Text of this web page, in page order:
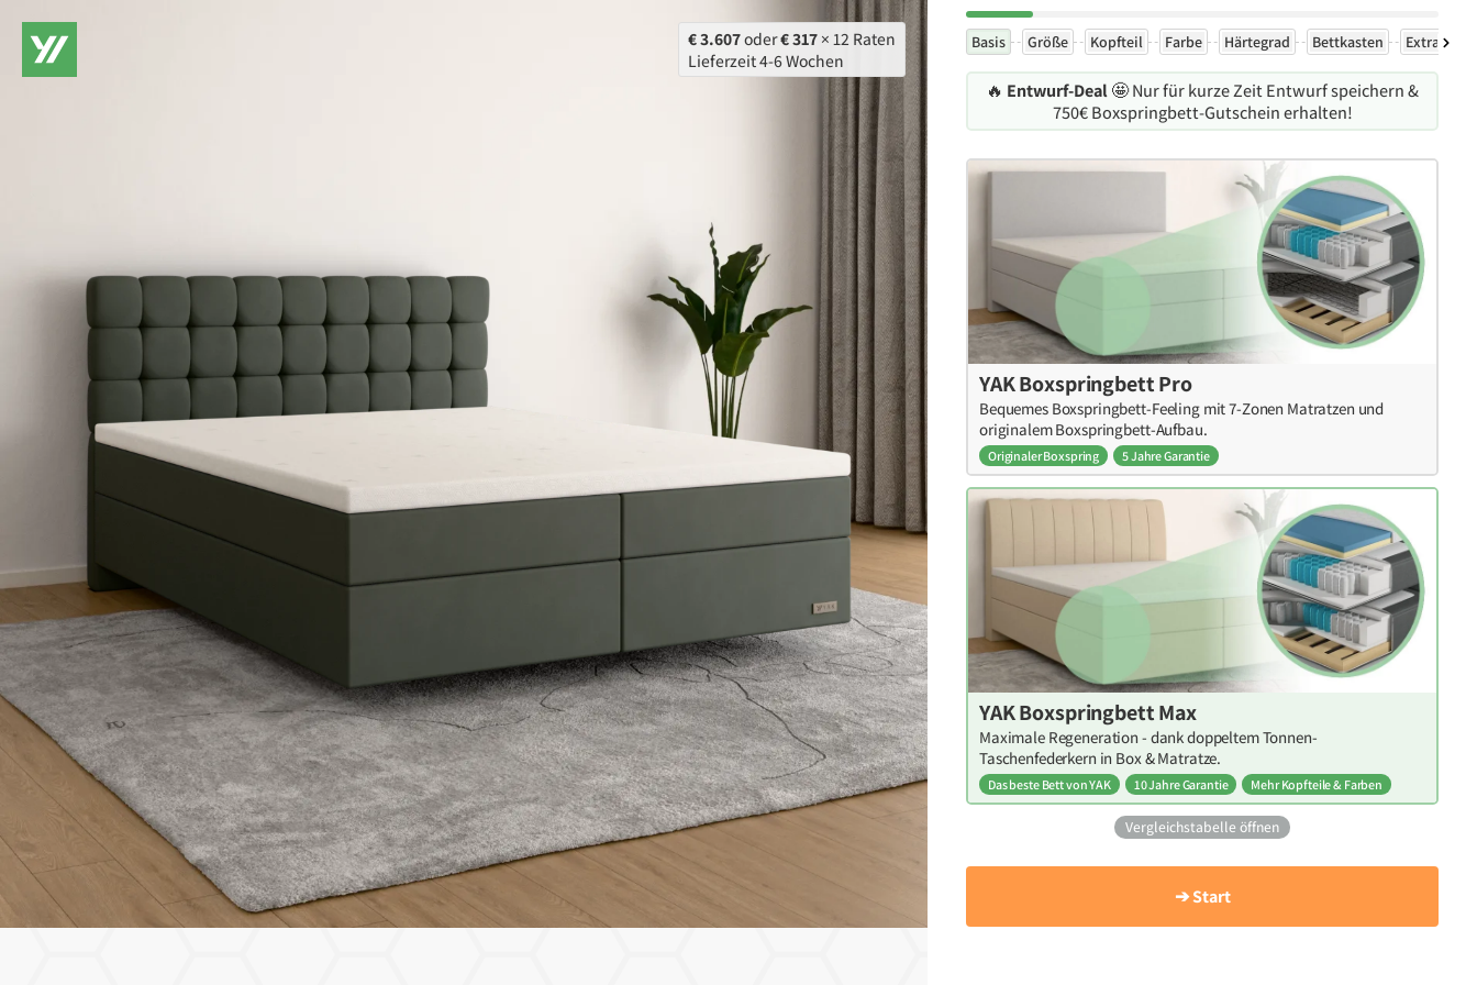
€ 3.607oder€ 317 × 12 Raten
Lieferzeit 4-6 Wochen
Basis Größe Kopfteil Farbe Härtegrad Bettkasten Extras
🔥 Entwurf-Deal🤩 Nur für kurze Zeit Entwurf speichern &
750€ Boxspringbett-Gutschein erhalten!
YAK Boxspringbett Pro
Bequemes Boxspringbett-Feeling mit 7-Zonen Matratzen und
originalem Boxspringbett-Aufbau.
Originaler Boxspring 5 Jahre Garantie
YAK Boxspringbett Max
Maximale Regeneration - dank doppeltem Tonnen-
Taschenfederkern in Box & Matratze.
Das beste Bett von YAK 10 Jahre Garantie Mehr Kopfteile & Farben
Vergleichstabelle öffnen
➔ Start